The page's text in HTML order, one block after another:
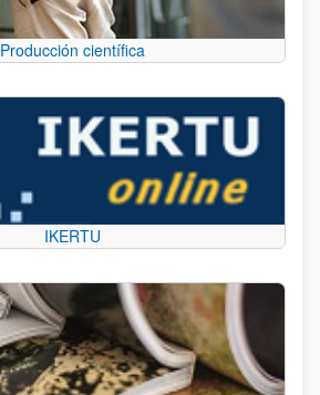
Producción científica
IKERTU